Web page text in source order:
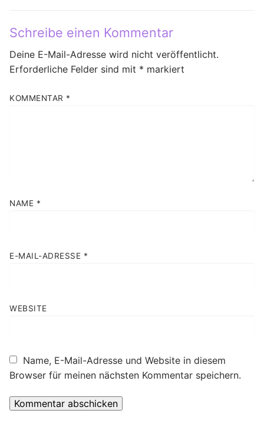
Schreibe einen Kommentar
Deine E-Mail-Adresse wird nicht veröffentlicht.
Erforderliche Felder sind mit * markiert
KOMMENTAR *
NAME *
E-MAIL-ADRESSE *
WEBSITE
Name, E-Mail-Adresse und Website in diesem
Browser für meinen nächsten Kommentar speichern.